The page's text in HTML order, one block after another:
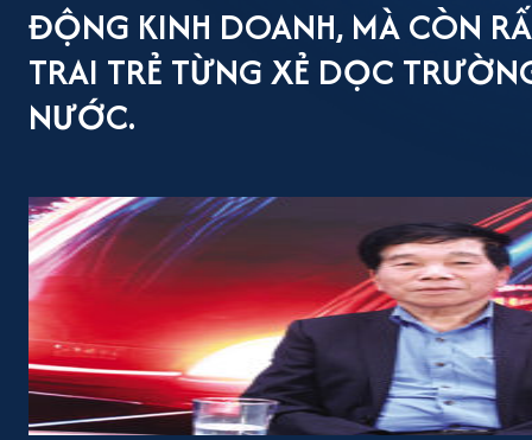
ĐỘNG KINH DOANH, MÀ CÒN
TRAI TRẺ TỪNG XẺ DỌC
NƯỚC.